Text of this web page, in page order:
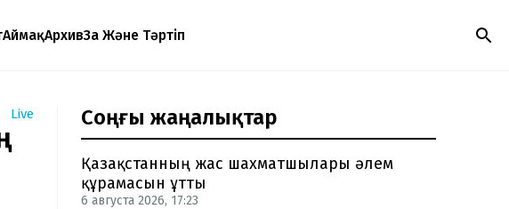
АймақАрхивЗаң Және Тәртіп
Live Соңғы жаңалықтар
Қазақстанның жас шахматшылары әлем
құрамасын ұтты
6 августа 2026, 17:23